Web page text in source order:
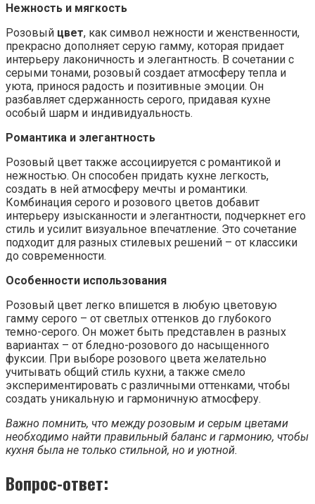
Нежность и мягкость
Розовый цвет, как символ нежности и женственности,
прекрасно дополняет серую гамму, которая придает
интерьеру лаконичность и элегантность. В сочетании с
серыми тонами, розовый создает атмосферу тепла и
уюта, принося радость и позитивные эмоции. Он
разбавляет сдержанность серого, придавая кухне
особый шарм и индивидуальность.
Романтика и элегантность
Розовый цвет также ассоциируется с романтикой и
нежностью. Он способен придать кухне легкость,
создать в ней атмосферу мечты и романтики.
Комбинация серого и розового цветов добавит
интерьеру изысканности и элегантности, подчеркнет его
стиль и усилит визуальное впечатление. Это сочетание
подходит для разных стилевых решений – от классики
до современности.
Особенности использования
Розовый цвет легко впишется в любую цветовую
гамму серого – от светлых оттенков до глубокого
темно-серого. Он может быть представлен в разных
вариантах – от бледно-розового до насыщенного
фуксии. При выборе розового цвета желательно
учитывать общий стиль кухни, а также смело
экспериментировать с различными оттенками, чтобы
создать уникальную и гармоничную атмосферу.
Важно помнить, что между розовым и серым цветами
необходимо найти правильный баланс и гармонию, чтобы
кухня была не только стильной, но и уютной.
Вопрос-ответ: